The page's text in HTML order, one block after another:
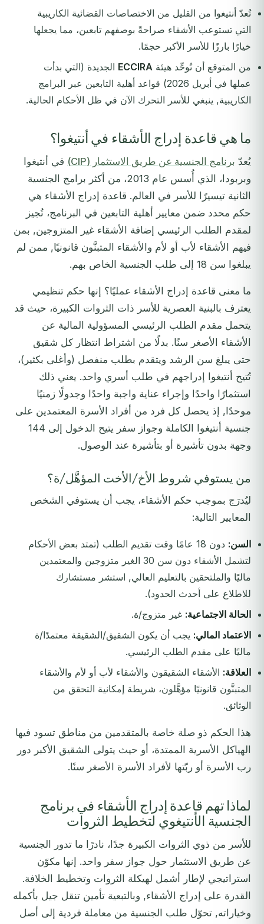
تُعدّ أنتيغوا من القليل من الاختصاصات القضائية الكاريبية
التي تستوعب الأشقاء صراحةً بوصفهم تابعين، مما يجعلها
خيارًا بارزًا للأسر الأكبر حجمًا.
من المتوقع أن تُوحِّد هيئة ECCIRA الجديدة (التي بدأت
عملها في أبريل 2026) قواعد أهلية التابعين عبر البرامج
الكاريبية, ينبغي للأسر التحرك الآن في ظل الأحكام الحالية.
ما هي قاعدة إدراج الأشقاء في أنتيغوا؟
يُعدّ برنامج الجنسية عن طريق الاستثمار (CIP)
في أنتيغوا
وبربودا، الذي أُسس عام 2013، من أكثر برامج الجنسية
الثانية تيسيرًا للأسر في العالم. قاعدة إدراج الأشقاء هي
حكم محدد ضمن معايير أهلية التابعين في البرنامج، تُجيز
لمقدم الطلب الرئيسي إضافة الأشقاء غير المتزوجين, بمن
فيهم الأشقاء لأب أو لأم والأشقاء المتبنَّون قانونيًا, ممن لم
يبلغوا سن 18 إلى طلب الجنسية الخاص بهم.
ما معنى قاعدة إدراج الأشقاء عمليًا؟ إنها حكم تنظيمي
يعترف بالبنية العصرية للأسر ذات الثروات الكبيرة، حيث قد
يتحمل مقدم الطلب الرئيسي المسؤولية المالية عن
الأشقاء الأصغر سنًا. بدلًا من اشتراط انتظار كل شقيق
حتى يبلغ سن الرشد ويتقدم بطلب منفصل (وأغلى بكثير)،
تُتيح أنتيغوا إدراجهم في طلب أسري واحد. يعني ذلك
استثمارًا واحدًا وإجراء عناية واجبة واحدًا وجدولًا زمنيًا
موحدًا, إذ يحصل كل فرد من أفراد الأسرة المعتمدين على
جنسية أنتيغوا الكاملة وجواز سفر يتيح الدخول إلى 144
وجهة بدون تأشيرة أو بتأشيرة عند الوصول.
من يستوفي شروط الأخ/الأخت المؤهَّل/ة؟
ليُدرَج بموجب حكم الأشقاء، يجب أن يستوفي الشخص
المعايير التالية:
السن:
دون 18 عامًا وقت تقديم الطلب (تمتد بعض الأحكام
لتشمل الأشقاء دون سن 30 الغير متزوجين والمعتمدين
ماليًا والملتحقين بالتعليم العالي, استشر مستشارك
للاطلاع على أحدث الحدود).
الحالة الاجتماعية: غير متزوج/ة.
الاعتماد المالي: يجب أن يكون الشقيق/الشقيقة معتمدًا/ة
ماليًا على مقدم الطلب الرئيسي.
العلاقة: الأشقاء الشقيقون والأشقاء لأب أو لأم والأشقاء
المتبنَّون قانونيًا مؤهَّلون، شريطة إمكانية التحقق من
الوثائق.
هذا الحكم ذو صلة خاصة بالمتقدمين من مناطق تسود فيها
الهياكل الأسرية الممتدة، أو حيث يتولى الشقيق الأكبر دور
رب الأسرة أو ربّتها لأفراد الأسرة الأصغر سنًا.
لماذا تهم قاعدة إدراج الأشقاء في برنامج
الجنسية الأنتيغوي لتخطيط الثروات
للأسر من ذوي الثروات الكبيرة جدًا، نادرًا ما تدور الجنسية
عن طريق الاستثمار حول جواز سفر واحد. إنها مكوّن
استراتيجي لإطار أشمل لهيكلة الثروات وتخطيط الخلافة.
القدرة على إدراج الأشقاء, وبالتبعية تأمين تنقل جيل بأكمله
وخياراته, تحوّل طلب الجنسية من معاملة فردية إلى أصل